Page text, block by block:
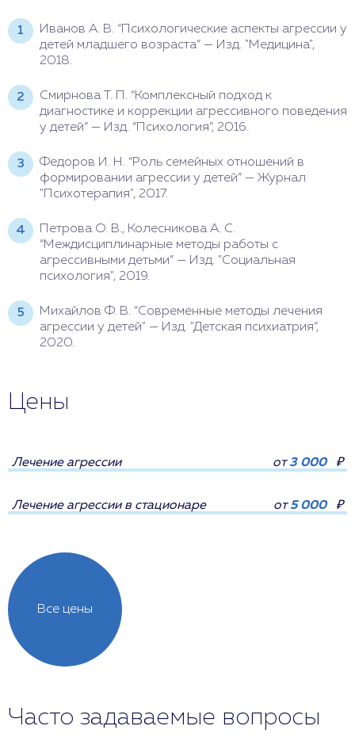
Иванов А. В. “Психологические аспекты агрессии у
детей младшего возраста” — Изд. "Медицина",
2018.
Смирнова Т. П. “Комплексный подход к
диагностике и коррекции агрессивного поведения
у детей” — Изд. “Психология”, 2016.
Федоров И. Н. “Роль семейных отношений в
формировании агрессии у детей” — Журнал
"Психотерапия", 2017.
Петрова О. В., Колесникова А. С.
“Междисциплинарные методы работы с
агрессивными детьми” — Изд. "Социальная
психология", 2019.
Михайлов Ф. В. “Современные методы лечения
агрессии у детей" — Изд. "Детская психиатрия”,
2020.
Цены
Все цены
Лечение агрессии от3 000 ₽
Лечение агрессии в стационаре от5 000 ₽
Часто задаваемые вопросы